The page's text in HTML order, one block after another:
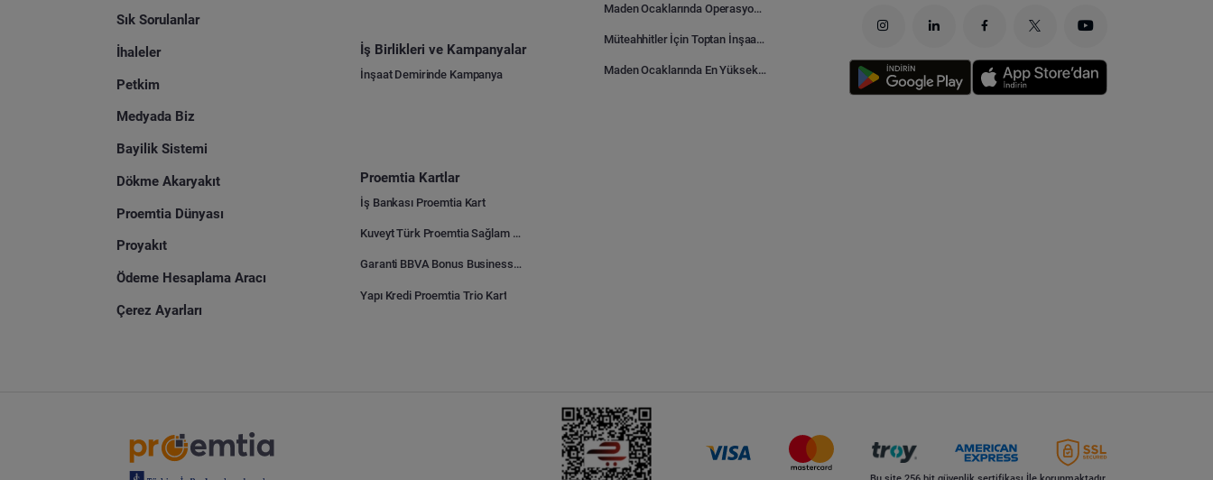
Sık Sorulanlar
İhaleler
Petkim
Medyada Biz
Bayilik Sistemi
Dökme Akaryakıt
Proemtia Dünyası
Proyakıt
Ödeme Hesaplama Aracı
Çerez Ayarları
İş Birlikleri ve Kampanyalar
İnşaat Demirinde Kampanya
Proemtia Kartlar
İş Bankası Proemtia Kart
Kuveyt Türk Proemtia Sağlam Bayi Kart
Garanti BBVA Bonus Business Proemtia Bayi Kart
Yapı Kredi Proemtia Trio Kart
Maden Ocaklarında Operasyonel Verimlilik Nasıl Arttırılır?
Müteahhitler İçin Toptan İnşaat Malzemesi Satın Alma Rehberi
Maden Ocaklarında En Yüksek Gider Kalemleri Nelerdir?